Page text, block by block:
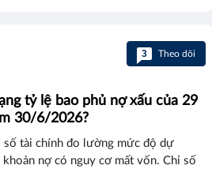
3 Theo dõi
tỷ lệ bao phủ nợ xấu của 29
30/6/2026?
số tài chính đo lường mức độ dự
khoản nợ có nguy cơ mất vốn. Chỉ số